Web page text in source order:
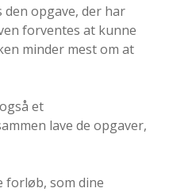
opgave, der har
forventes at kunne
minder mest om at
et
lave de opgaver,
forløb, som dine